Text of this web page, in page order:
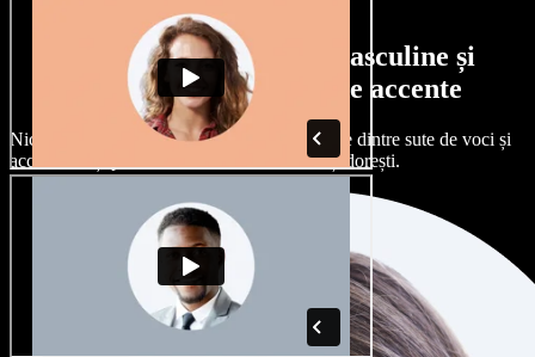
Selecție largă de voci masculine și
feminine, cu tot felul de accente
Niciun proiect nu trebuie să sune la fel. Alege dintre sute de voci și
accente AI și personalizează-le exact cum îți dorești.